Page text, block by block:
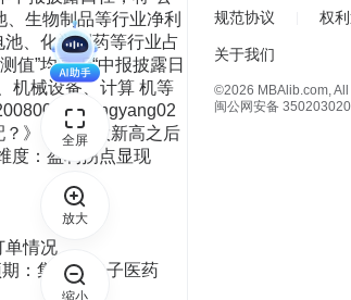
规范协议 权
关于我们
©2026 MBAlib.com,
闽公网安备
全屏
放大
缩小